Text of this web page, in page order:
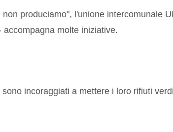
produciamo", l'unione intercomunale
accompagna molte iniziative.
incoraggiati a mettere i loro rifiuti